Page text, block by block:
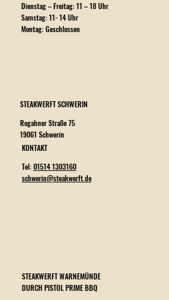
Dienstag – Freitag: 11 – 18 Uhr
Samstag: 11- 14 Uhr
Montag: Geschlossen
STEAKWERFT SCHWERIN
Rogahner Straße 75
19061 Schwerin
KONTAKT
Tel:01514 1303160
schwerin@steakwerft.de
STEAKWERFT WARNEMÜNDE
DURCH PISTOL PRIME BBQ